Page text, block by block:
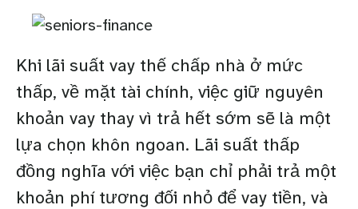
Khi lãi suất vay thế chấp nhà ở mức
thấp, về mặt tài chính, việc giữ nguyên
khoản vay thay vì trả hết sớm sẽ là một
lựa chọn khôn ngoan. Lãi suất thấp
đồng nghĩa với việc bạn chỉ phải trả một
khoản phí tương đối nhỏ để vay tiền, và